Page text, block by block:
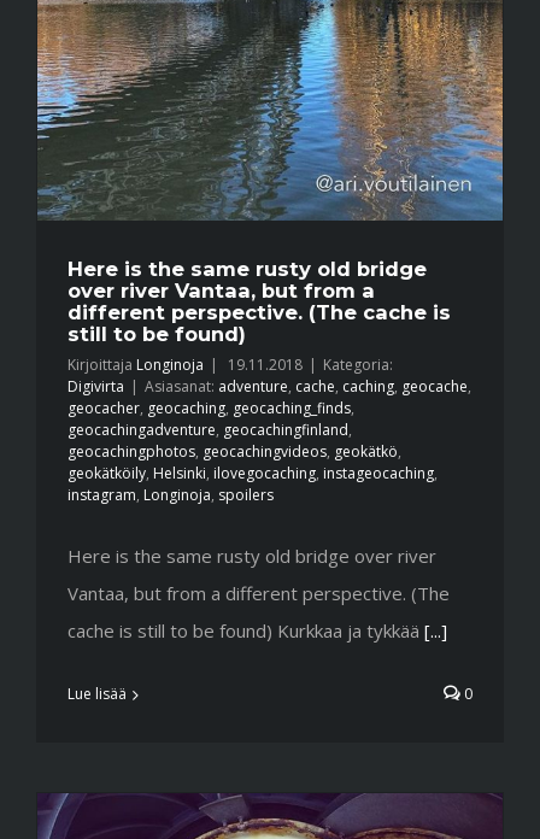
Here is the same rusty old bridge
over river Vantaa, but from a
different perspective. (The cache is
still to be found)
Kirjoittaja Longinoja 19.11.2018
Kategoria:
Digivirta
Asiasanat: adventure, cache, caching, geocache,
geocacher, geocaching, geocaching_finds,
geocachingadventure, geocachingfinland,
geocachingphotos, geocachingvideos, geokätkö,
geokätköily, Helsinki, ilovegocaching, instageocaching,
instagram, Longinoja, spoilers
Here is the same rusty old bridge over river
Vantaa, but from a different perspective. (The
cache is still to be found) Kurkkaa ja tykkää [...]
Lue lisää 0